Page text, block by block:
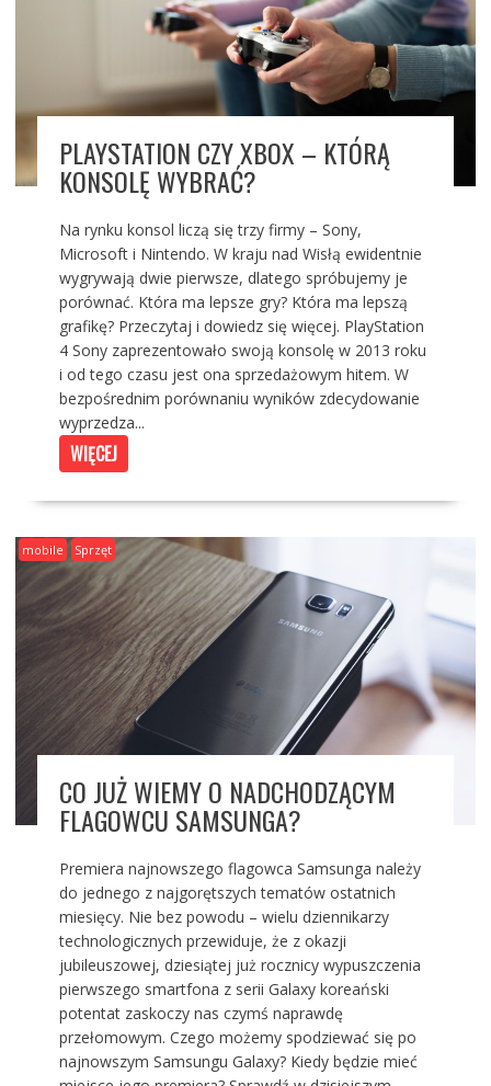
PLAYSTATION CZY XBOX – KTÓRĄ
KONSOLĘ WYBRAĆ?
Na rynku konsol liczą się trzy firmy – Sony,
Microsoft i Nintendo. W kraju nad Wisłą ewidentnie
wygrywają dwie pierwsze, dlatego spróbujemy je
porównać. Która ma lepsze gry? Która ma lepszą
grafikę? Przeczytaj i dowiedz się więcej. PlayStation
4 Sony zaprezentowało swoją konsolę w 2013 roku
i od tego czasu jest ona sprzedażowym hitem. W
bezpośrednim porównaniu wyników zdecydowanie
wyprzedza...
WIĘCEJ
mobile Sprzęt
CO JUŻ WIEMY O NADCHODZĄCYM
FLAGOWCU SAMSUNGA?
Premiera najnowszego flagowca Samsunga należy
do jednego z najgorętszych tematów ostatnich
miesięcy. Nie bez powodu – wielu dziennikarzy
technologicznych przewiduje, że z okazji
jubileuszowej, dziesiątej już rocznicy wypuszczenia
pierwszego smartfona z serii Galaxy koreański
potentat zaskoczy nas czymś naprawdę
przełomowym. Czego możemy spodziewać się po
najnowszym Samsungu Galaxy? Kiedy będzie mieć